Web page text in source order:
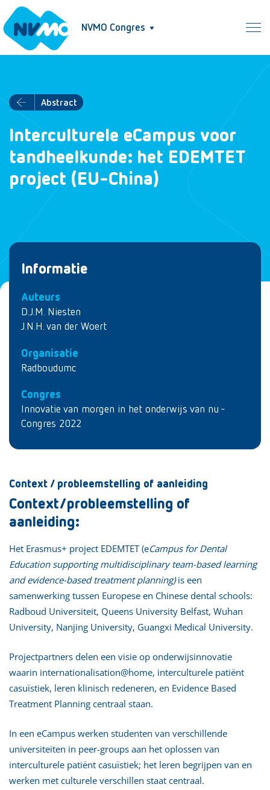
NVMO Congres
Abstract
Interculturele eCampus voor
tandheelkunde: het EDEMTET
project (EU-China)
Informatie
Auteurs
D.J.M. Niesten
J.N.H. van der Woert
Organisatie
Radboudumc
Congres
Innovatie van morgen in het onderwijs van nu -
Congres 2022
Context / probleemstelling of aanleiding
Context/probleemstelling of
aanleiding:
Het Erasmus+ project EDEMTET (eCampus for Dental
Education supporting multidisciplinary team-based learning
and evidence-based treatment planning)is een
samenwerking tussen Europese en Chinese dental schools:
Radboud Universiteit, Queens University Belfast, Wuhan
University, Nanjing University, Guangxi Medical University.
Projectpartners delen een visie op onderwijsinnovatie
waarin internationalisation@home, interculturele patiënt
casuïstiek, leren klinisch redeneren, en Evidence Based
Treatment Planning centraal staan.
In een eCampus werken studenten van verschillende
universiteiten in peer-groups aan het oplossen van
interculturele patiënt casuïstiek; het leren begrijpen van en
werken met culturele verschillen staat centraal.